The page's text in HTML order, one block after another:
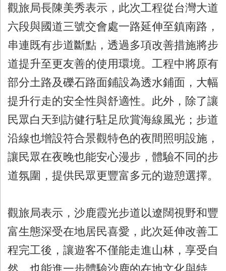
觀旅局長陳美秀表示，此次工程從台灣大道
六段與國道三號交會處一路延伸至鎮南路，
串連既有步道斷點，透過多項改善措施將步
道提升至更友善的使用環境。工程中將原有
部分土路及礫石路面鋪設為透水鋪面，大幅
提升行走的安全性與舒適性。此外，除了讓
民眾白天到訪健行駐足欣賞海線風光；步道
沿線也增設符合景觀特色的夜間照明設施，
讓民眾在夜晚也能安心漫步，體驗不同的步
道氛圍，提供民眾更豐富多元的遊憩選擇。
觀旅局表示，沙鹿霞光步道以遼闊視野和豐
富生態深受在地居民喜愛，此次延伸改善工
程完工後，讓遊客不僅能走進山林，享受自